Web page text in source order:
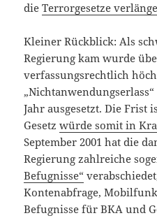
dieTerrorgesetze
Kleiner Rückblick: Als
Regierung kam wurde
verfassungsrechtlich
Jahr ausgesetzt. Die Frist
Gesetzwürde somit in
September 2001 hat die
Regierung zahlreiche
Befugnisse“
Kontenabfrage,
Befugnisse für BKA und